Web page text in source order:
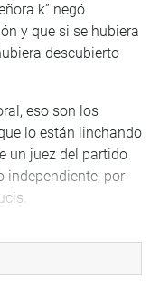
k” negó
y que si se hubiera
descubierto
eso son los
lo están linchando
un juez del partido
independiente, por
negando
de la Federación